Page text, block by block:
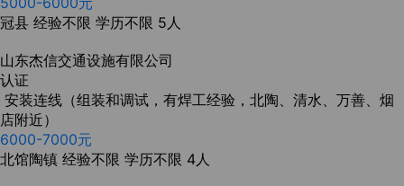
冠县 经验不限 学历不限 5人
山东杰信交通设施有限公司
认证
安装连线（组装和调试，有焊工经验，北陶、清水、万善、烟
店附近）
6000-7000元
北馆陶镇 经验不限 学历不限 4人